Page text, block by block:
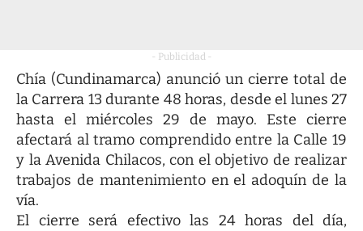
- Publicidad -
Chía (Cundinamarca) anunció un cierre total de
la Carrera 13 durante 48 horas, desde el lunes 27
hasta el miércoles 29 de mayo. Este cierre
afectará al tramo comprendido entre la Calle 19
y la Avenida Chilacos, con el objetivo de realizar
trabajos de mantenimiento en el adoquín de la
vía.
El cierre será efectivo las 24 horas del día,